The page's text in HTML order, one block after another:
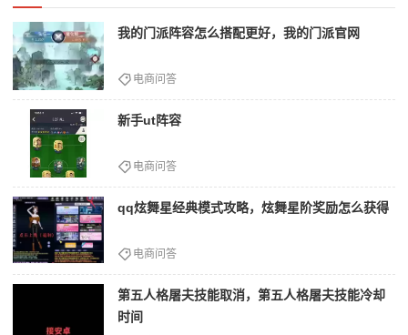
我的门派阵容怎么搭配更好，我的门派官网
电商问答
新手ut阵容
电商问答
qq炫舞星经典模式攻略，炫舞星阶奖励怎么获得
电商问答
第五人格屠夫技能取消，第五人格屠夫技能冷却
时间